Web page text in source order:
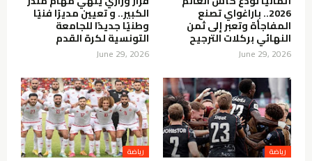
2026.. باراغواي تصنع
المفاجأة وتعبر إلى ثمن
النهائي بركلات الترجيح
June 29, 2026
الكبير.. و تعيين مديرًا فنيًا
وطنيًا جديدًا للجامعة
التونسية لكرة القدم
June 29, 2026
رياضة رياضة